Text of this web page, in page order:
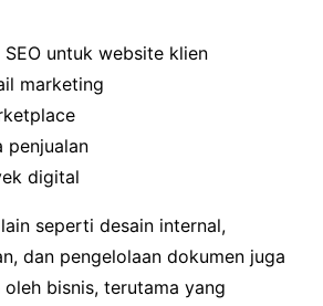
untuk website klien
marketing
penjualan
digital
seperti desain internal,
dan pengelolaan dokumen juga
bisnis, terutama yang